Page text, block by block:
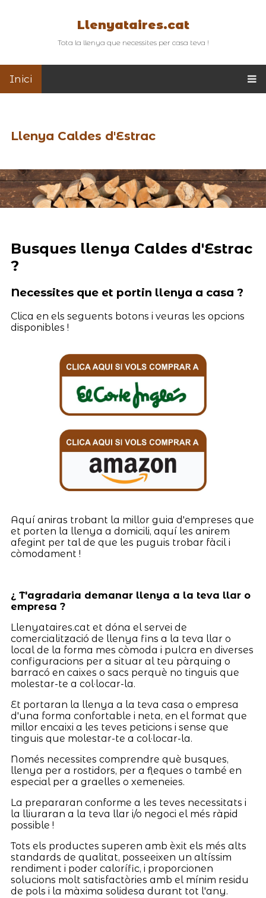
Llenyataires.cat
Tota la llenya que necessites per casa teva !
Inici
Llenya Caldes d'Estrac
Busques llenya Caldes d'Estrac
?
Necessites que et portin llenya a casa ?
Clica en els seguents botons i veuras les opcions
disponibles !
Aquí aniras trobant la millor guia d'empreses que
et porten la llenya a domicili, aquí les anirem
afegint per tal de que les puguis trobar fàcil i
còmodament !
¿ T'agradaria demanar llenya a la teva llar o
empresa ?
Llenyataires.cat et dóna el servei de
comercialització de llenya fins a la teva llar o
local de la forma mes còmoda i pulcra en diverses
configuracions per a situar al teu pàrquing o
barracó en caixes o sacs perquè no tinguis que
molestar-te a col·locar-la.
Et portaran la llenya a la teva casa o empresa
d'una forma confortable i neta, en el format que
millor encaixi a les teves peticions i sense que
tinguis que molestar-te a col·locar-la.
Només necessites comprendre què busques,
llenya per a rostidors, per a fleques o també en
especial per a graelles o xemeneies.
La prepararan conforme a les teves necessitats i
la lliuraran a la teva llar i/o negoci el més ràpid
possible !
Tots els productes superen amb èxit els més alts
standards de qualitat, posseeixen un altíssim
rendiment i poder calorífic, i proporcionen
solucions molt satisfactòries amb el mínim residu
de pols i la màxima solidesa durant tot l'any.